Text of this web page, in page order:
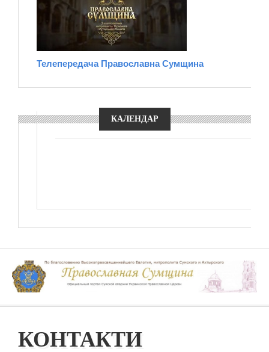
Телепередача Православна Сумщина
КАЛЕНДАР
КОНТАКТИ